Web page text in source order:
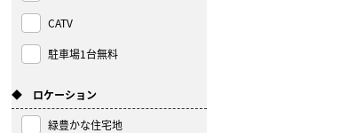
CATV
駐車場1台無料
◆ ロケーション
緑豊かな住宅地